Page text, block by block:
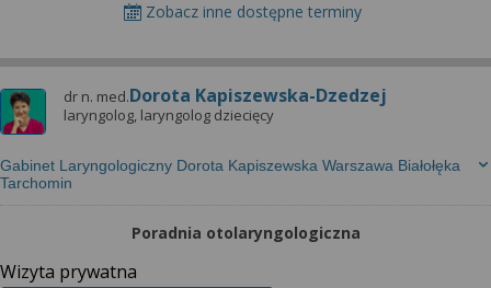
Zobacz inne dostępne terminy
dr n. med.Dorota Kapiszewska-Dzedzej
laryngolog, laryngolog dziecięcy
Gabinet Laryngologiczny Dorota Kapiszewska Warszawa Białołęka
Tarchomin
Poradnia otolaryngologiczna
Wizyta prywatna